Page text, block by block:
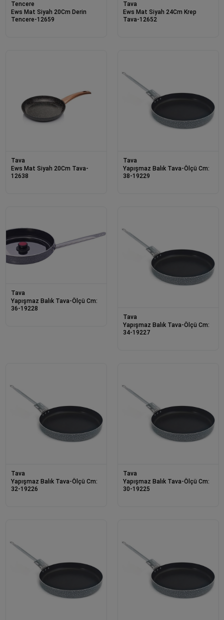
Tencere
Ews Mat Siyah 20Cm Derin
Tencere-12659
Tava
Ews Mat Siyah 24Cm Krep
Tava-12652
Tava
Ews Mat Siyah 20Cm Tava-
12638
Tava
Yapışmaz Balık Tava-Ölçü Cm:
38-19229
Tava
Yapışmaz Balık Tava-Ölçü Cm:
36-19228
Tava
Yapışmaz Balık Tava-Ölçü Cm:
34-19227
Tava
Yapışmaz Balık Tava-Ölçü Cm:
32-19226
Tava
Yapışmaz Balık Tava-Ölçü Cm:
30-19225